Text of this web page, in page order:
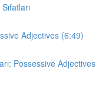
Adjectives (6:49)
Possessive Adjectives